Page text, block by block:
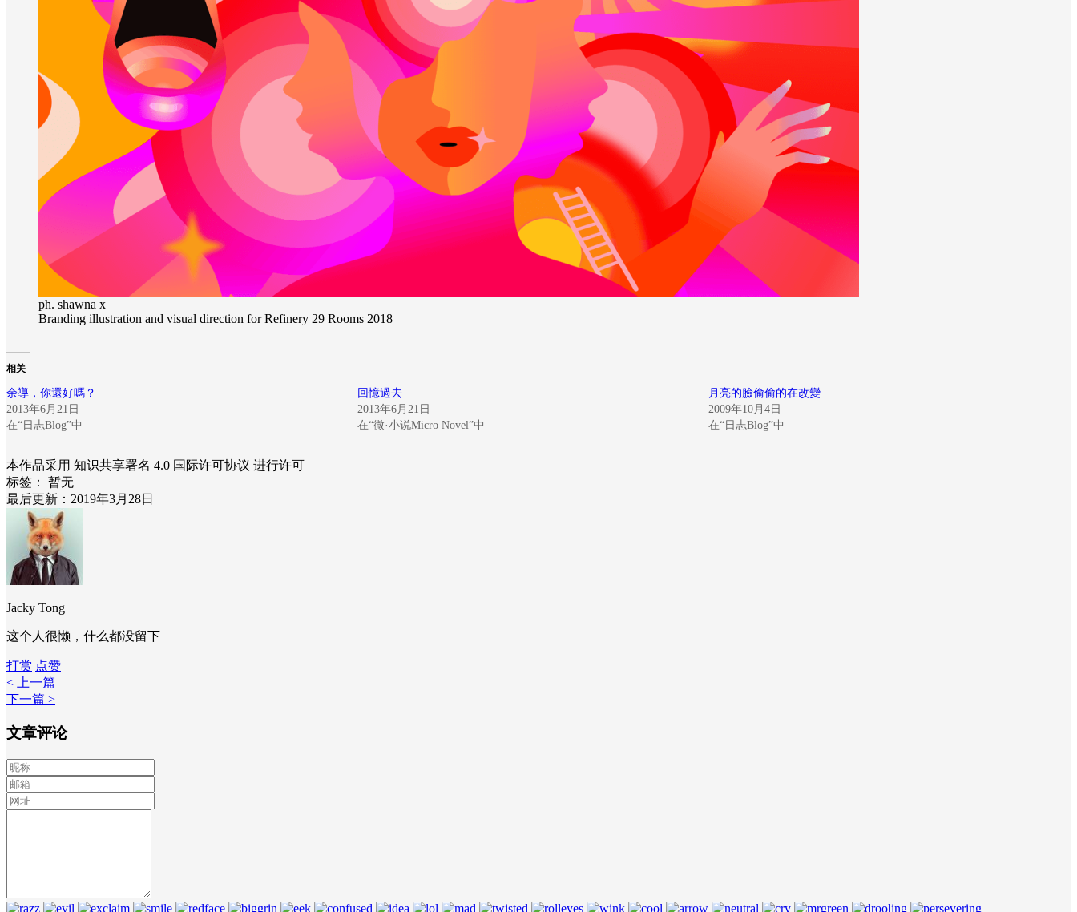
ph. shawna x
Branding illustration and visual direction for Refinery 29 Rooms 2018
相关
余導，你還好嗎？
2013年6月21日
在“日志Blog”中
回憶過去
2013年6月21日
在“微·小说Micro Novel”中
月亮的臉偷偷的在改變
2009年10月4日
在“日志Blog”中
本作品采用 知识共享署名 4.0 国际许可协议 进行许可
标签：
暂无
最后更新：2019年3月28日
Jacky Tong
这个人很懒，什么都没留下
打赏 点赞
< 上一篇
下一篇 >
文章评论